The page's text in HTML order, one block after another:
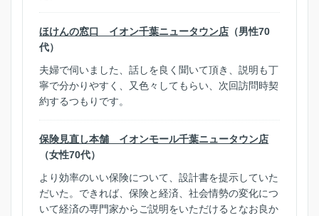
ほけんの窓口 イオン千葉ニュータウン店 （男性70
代）
夫婦で伺いました、話しを良く聞いて頂き、説明も丁
寧で分かりやすく、又色々してもらい、次回訪問時契
約するつもりです。
保険見直し本舗 イオンモール千葉ニュータウン店
（女性70代）
より効率のいい保険について、設計書を提示していた
だいた。できれば、保険と経済、社会情勢の変化につ
いて経済の専門家からご説明をいただけるとなお良か